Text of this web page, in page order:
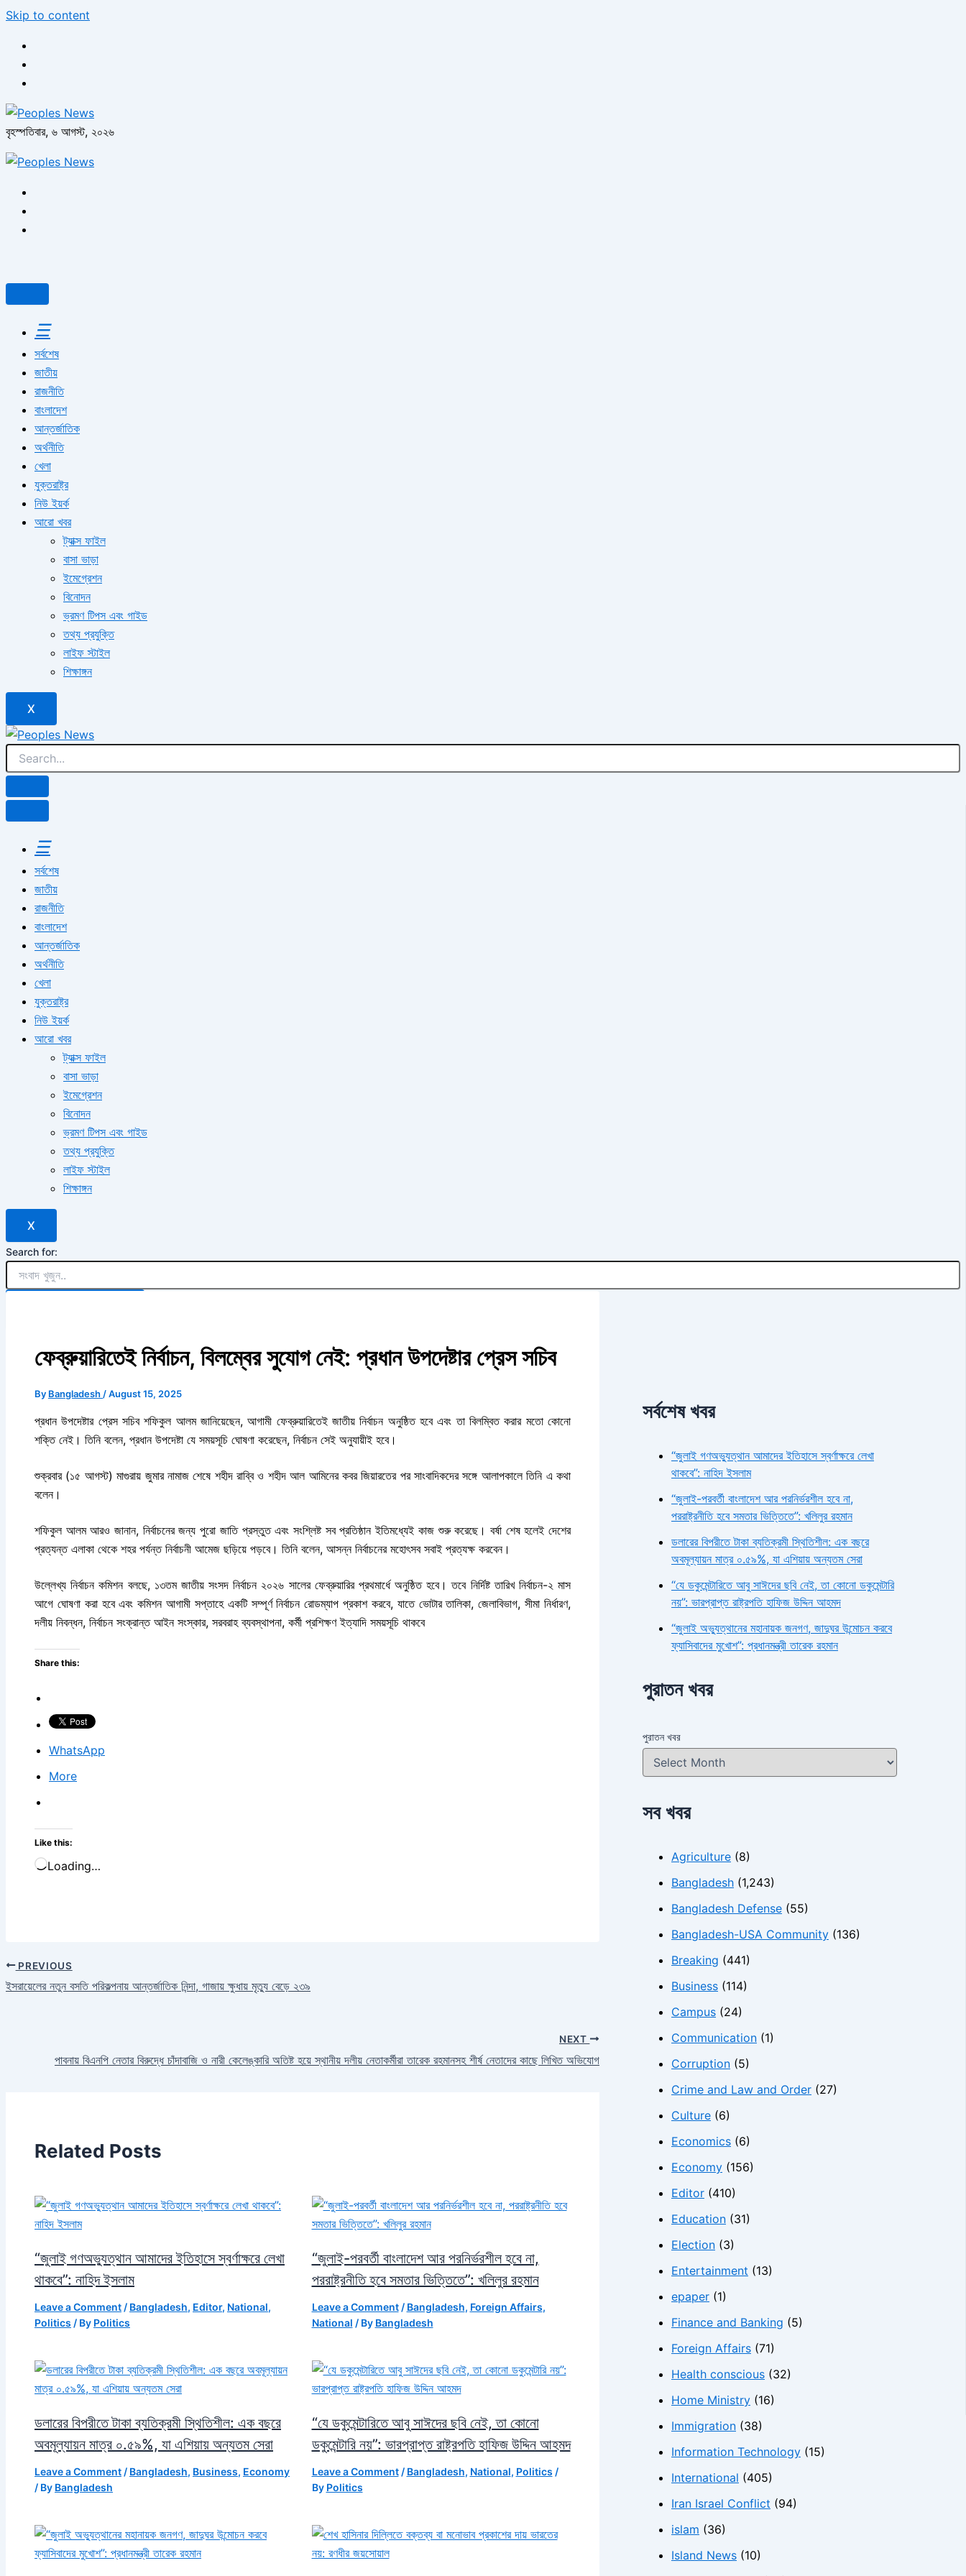
Skip to content
বৃহস্পতিবার, ৬ আগস্ট, ২০২৬
☰
সর্বশেষ
জাতীয়
রাজনীতি
বাংলাদেশ
আন্তর্জাতিক
অর্থনীতি
খেলা
যুক্তরাষ্ট্র
নিউ ইয়র্ক
আরো খবর
ট্যাক্স ফাইল
বাসা ভাড়া
ইমেগ্রেশন
বিনোদন
ভ্রমণ টিপস এবং গাইড
তথ্য প্রযুক্তি
লাইফ স্টাইল
শিক্ষাঙ্গন
X
☰
সর্বশেষ
জাতীয়
রাজনীতি
বাংলাদেশ
আন্তর্জাতিক
অর্থনীতি
খেলা
যুক্তরাষ্ট্র
নিউ ইয়র্ক
আরো খবর
ট্যাক্স ফাইল
বাসা ভাড়া
ইমেগ্রেশন
বিনোদন
ভ্রমণ টিপস এবং গাইড
তথ্য প্রযুক্তি
লাইফ স্টাইল
শিক্ষাঙ্গন
X
Search for:
ফেব্রুয়ারিতেই নির্বাচন, বিলম্বের সুযোগ নেই: প্রধান উপদেষ্টার প্রেস সচিব
By Bangladesh /August 15, 2025
প্রধান উপদেষ্টার প্রেস সচিব শফিকুল আলম জানিয়েছেন, আগামী ফেব্রুয়ারিতেই জাতীয় নির্বাচন অনুষ্ঠিত হবে এবং তা বিলম্বিত করার মতো কোনো
শক্তি নেই। তিনি বলেন, প্রধান উপদেষ্টা যে সময়সূচি ঘোষণা করেছেন, নির্বাচন সেই অনুযায়ীই হবে।
শুক্রবার (১৫ আগস্ট) মাগুরায় জুমার নামাজ শেষে শহীদ রাব্বি ও শহীদ আল আমিনের কবর জিয়ারতের পর সাংবাদিকদের সঙ্গে আলাপকালে তিনি এ কথা
বলেন।
শফিকুল আলম আরও জানান, নির্বাচনের জন্য পুরো জাতি প্রস্তুত এবং সংশ্লিষ্ট সব প্রতিষ্ঠান ইতিমধ্যেই কাজ শুরু করেছে। বর্ষা শেষ হলেই দেশের
প্রত্যন্ত এলাকা থেকে শহর পর্যন্ত নির্বাচনী আমেজ ছড়িয়ে পড়বে। তিনি বলেন, আসন্ন নির্বাচনের মহোৎসব সবাই প্রত্যক্ষ করবেন।
উল্লেখ্য নির্বাচন কমিশনবলছে, ১৩তম জাতীয় সংসদ নির্বাচন ২০২৬ সালের ফেব্রুয়ারির প্রথমার্ধেঅনুষ্ঠিত হবে। তবে নির্দিষ্ট তারিখ নির্বাচন-২ মাস
আগে ঘোষণা করা হবে এবংকমিশনআগামী সপ্তাহে একটি সম্পূর্ণ নির্বাচন রোডম্যাপ প্রকাশ করবে, যাতে ভোটার তালিকা, জেলাবিভাগ, সীমা নির্ধারণ,
দলীয় নিবন্ধন, নির্বাচন সংক্রান্ত আইন সংস্কার, সরবরাহ ব্যবস্থাপনা, কর্মী প্রশিক্ষণ ইত্যাদি সময়সূচি থাকবে
Share this:
WhatsApp
More
Like this:
Loading…
PREVIOUS
ইসরায়েলের নতুন বসতি পরিকল্পনায় আন্তর্জাতিক নিন্দা, গাজায় ক্ষুধায় মৃত্যু বেড়ে ২৩৯
NEXT
পাবনায় বিএনপি নেতার বিরুদ্ধে চাঁদাবাজি ও নারী কেলেঙ্কারি অতিষ্ট হয়ে স্থানীয় দলীয় নেতাকর্মীরা তারেক রহমানসহ শীর্ষ নেতাদের কাছে লিখিত অভিযোগ
Related Posts
“জুলাই গণঅভ্যুত্থান আমাদের ইতিহাসে স্বর্ণাক্ষরে লেখা
থাকবে”: নাহিদ ইসলাম
Leave a Comment / Bangladesh, Editor, National,
Politics / By Politics
“জুলাই-পরবর্তী বাংলাদেশ আর পরনির্ভরশীল হবে না,
পররাষ্ট্রনীতি হবে সমতার ভিত্তিতে”: খলিলুর রহমান
Leave a Comment / Bangladesh, Foreign Affairs,
National / By Bangladesh
ডলারের বিপরীতে টাকা ব্যতিক্রমী স্থিতিশীল: এক বছরে
অবমূল্যায়ন মাত্র ০.৫৯%, যা এশিয়ায় অন্যতম সেরা
Leave a Comment / Bangladesh, Business, Economy
/ By Bangladesh
“যে ডকুমেন্টারিতে আবু সাঈদের ছবি নেই, তা কোনো
ডকুমেন্টারি নয়”: ভারপ্রাপ্ত রাষ্ট্রপতি হাফিজ উদ্দিন আহমদ
Leave a Comment / Bangladesh, National, Politics /
By Politics
সর্বশেষ খবর
“জুলাই গণঅভ্যুত্থান আমাদের ইতিহাসে স্বর্ণাক্ষরে লেখা
থাকবে”: নাহিদ ইসলাম
“জুলাই-পরবর্তী বাংলাদেশ আর পরনির্ভরশীল হবে না,
পররাষ্ট্রনীতি হবে সমতার ভিত্তিতে”: খলিলুর রহমান
ডলারের বিপরীতে টাকা ব্যতিক্রমী স্থিতিশীল: এক বছরে
অবমূল্যায়ন মাত্র ০.৫৯%, যা এশিয়ায় অন্যতম সেরা
“যে ডকুমেন্টারিতে আবু সাঈদের ছবি নেই, তা কোনো ডকুমেন্টারি
নয়”: ভারপ্রাপ্ত রাষ্ট্রপতি হাফিজ উদ্দিন আহমদ
“জুলাই অভ্যুত্থানের মহানায়ক জনগণ, জাদুঘর উন্মোচন করবে
ফ্যাসিবাদের মুখোশ”: প্রধানমন্ত্রী তারেক রহমান
পুরাতন খবর
পুরাতন খবর
সব খবর
Agriculture (8)
Bangladesh (1,243)
Bangladesh Defense (55)
Bangladesh-USA Community (136)
Breaking (441)
Business (114)
Campus (24)
Communication (1)
Corruption (5)
Crime and Law and Order (27)
Culture (6)
Economics (6)
Economy (156)
Editor (410)
Education (31)
Election (3)
Entertainment (13)
epaper (1)
Finance and Banking (5)
Foreign Affairs (71)
Health conscious (32)
Home Ministry (16)
Immigration (38)
Information Technology (15)
International (405)
Iran Israel Conflict (94)
islam (36)
Island News (10)